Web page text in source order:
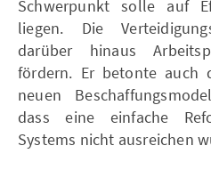
Schwerpunkt solle auf
liegen. Die
darüber hinaus
fördern. Er betonte auch
neuen
dass eine einfache
Systems nicht ausreichen